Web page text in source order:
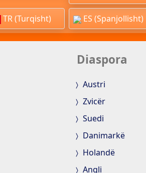
TR (Turqisht) ES (Spanjollisht)
Diaspora
Austri
Zvicër
Suedi
Danimarkë
Holandë
Angli